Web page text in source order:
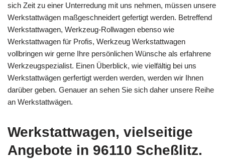
sich Zeit zu einer Unterredung mit uns nehmen, müssen unsere
Werkstattwägen maßgeschneidert gefertigt werden. Betreffend
Werkstattwagen, Werkzeug-Rollwagen ebenso wie
Werkstattwagen für Profis, Werkzeug Werkstattwagen
vollbringen wir gerne Ihre persönlichen Wünsche als erfahrene
Werkzeugspezialist. Einen Überblick, wie vielfältig bei uns
Werkstattwägen gerfertigt werden werden, werden wir Ihnen
darüber geben. Genauer an sehen Sie sich daher unsere Reihe
an Werkstattwägen.
Werkstattwagen, vielseitige
Angebote in 96110 Scheßlitz.